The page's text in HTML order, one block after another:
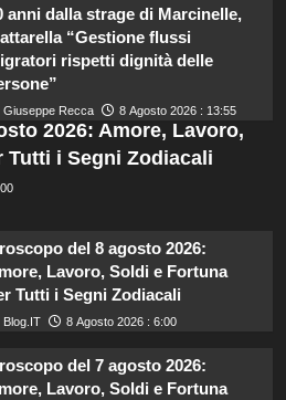
anni dalla strage di Marcinelle,
“Gestione flussi
rispetti dignità delle
Giuseppe Recca 8 Agosto 2026 : 13:55
2026: Amore, Lavoro,
Tutti i Segni Zodiacali
del 8 agosto 2026:
Lavoro, Soldi e Fortuna
Tutti i Segni Zodiacali
Blog.IT 8 Agosto 2026 : 6:00
del 7 agosto 2026:
Lavoro, Soldi e Fortuna